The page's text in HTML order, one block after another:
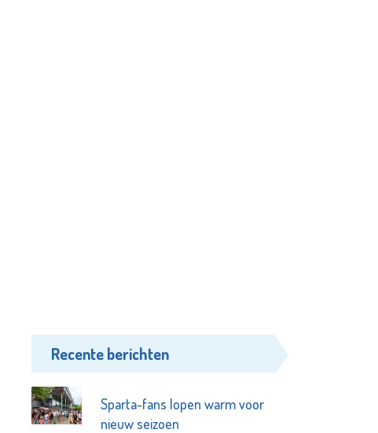
Recente berichten
Sparta-fans lopen warm voor
nieuw seizoen